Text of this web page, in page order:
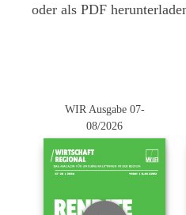
oder als PDF
WIR Ausgabe 07-
08/2026